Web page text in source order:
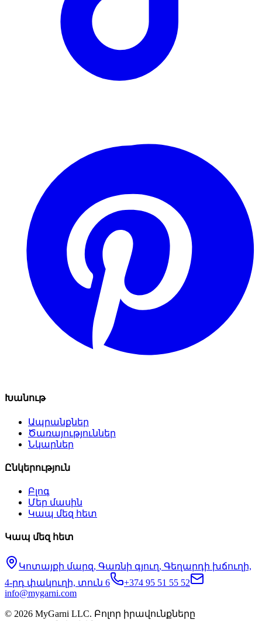
Խանութ
Ապրանքներ
Ծառայություններ
Նկարներ
Ընկերություն
Բլոգ
Մեր մասին
Կապ մեզ հետ
Կապ մեզ հետ
Կոտայքի մարզ, Գառնի գյուղ, Գեղարդի խճուղի,
4-րդ փակուղի, տուն 6
+374 95 51 55 52
info@mygarni.com
© 2026 MyGarni LLC. Բոլոր իրավունքները